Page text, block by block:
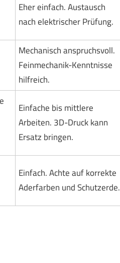
Eher einfach. Austausch
nach elektrischer Prüfung.
Mechanisch anspruchsvoll.
Feinmechanik-Kenntnisse
hilfreich.
Einfache bis mittlere
Arbeiten. 3D-Druck kann
Ersatz bringen.
Einfach. Achte auf korrekte
Aderfarben und Schutzerde.